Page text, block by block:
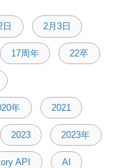
2月3日
17周年 22卒
年 2021
2023 2023年
API AI